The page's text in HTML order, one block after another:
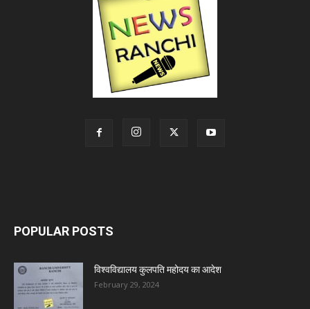
POPULAR POSTS
विश्वविद्यालय कुलपति महोदय का आदेश
February 29, 2024